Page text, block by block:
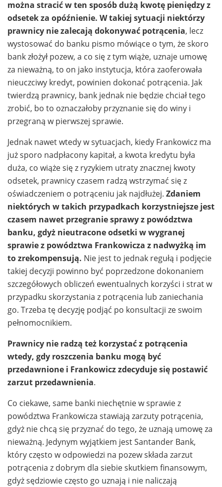
można stracić w ten sposób dużą kwotę pieniędzy z
odsetek za opóźnienie. W takiej sytuacji niektórzy
prawnicy nie zalecają dokonywać potrącenia, lecz
wystosować do banku pismo mówiące o tym, że skoro
bank złożył pozew, a co się z tym wiąże, uznaje umowę
za nieważną, to on jako instytucja, która zaoferowała
nieuczciwy kredyt, powinien dokonać potrącenia. Jak
twierdzą prawnicy, bank jednak nie będzie chciał tego
zrobić, bo to oznaczałoby przyznanie się do winy i
przegraną w pierwszej sprawie.
Jednak nawet wtedy w sytuacjach, kiedy Frankowicz ma
już sporo nadpłacony kapitał, a kwota kredytu była
duża, co wiąże się z ryzykiem utraty znacznej kwoty
odsetek, prawnicy czasem radzą wstrzymać się z
oświadczeniem o potrąceniu jak najdłużej. Zdaniem
niektórych w takich przypadkach korzystniejsze jest
czasem nawet przegranie sprawy z powództwa
banku, gdyż nieutracone odsetki w wygranej
sprawie z powództwa Frankowicza z nadwyżką im
to zrekompensują. Nie jest to jednak regułą i podjęcie
takiej decyzji powinno być poprzedzone dokonaniem
szczegółowych obliczeń ewentualnych korzyści i strat w
przypadku skorzystania z potrącenia lub zaniechania
go. Trzeba tę decyzję podjąć po konsultacji ze swoim
pełnomocnikiem.
Prawnicy nie radzą też korzystać z potrącenia
wtedy, gdy roszczenia banku mogą być
przedawnione i Frankowicz zdecyduje się postawić
zarzut przedawnienia.
Co ciekawe, same banki niechętnie w sprawie z
powództwa Frankowicza stawiają zarzuty potrącenia,
gdyż nie chcą się przyznać do tego, że uznają umowę za
nieważną. Jedynym wyjątkiem jest Santander Bank,
który często w odpowiedzi na pozew składa zarzut
potrącenia z dobrym dla siebie skutkiem finansowym,
gdyż sędziowie często go uznają i nie naliczają